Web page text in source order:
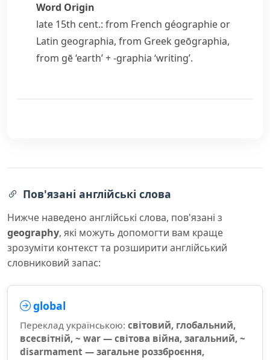
Word Origin
late 15th cent.: from French géographie or
Latin geographia, from Greek geōgraphia,
from gē‘earth’ +-graphia ‘writing’.
Пов'язані англійські слова
Нижче наведено англійські слова, пов'язані з
geography, які можуть допомогти вам краще
зрозуміти контекст та розширити англійський
словниковий запас:
global
Переклад українською: світовий, глобальний,
всесвітній, ~ war — світова війна, загальний, ~
disarmament — загальне роззброєння,